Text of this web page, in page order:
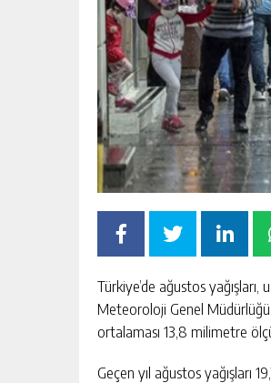
Türkiye’de ağustos yağışları,
Meteoroloji Genel Müdürlüğü
ortalaması 13,8 milimetre
Geçen yıl ağustos yağışları